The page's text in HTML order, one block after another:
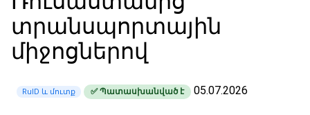
տրանսպորտային
միջոցներով
RuID և մուտք ✅ Պատասխանված է 05.07.2026